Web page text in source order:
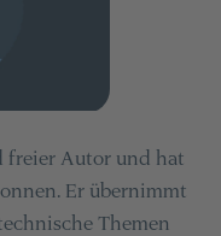
freier Autor und hat
Er übernimmt
Themen